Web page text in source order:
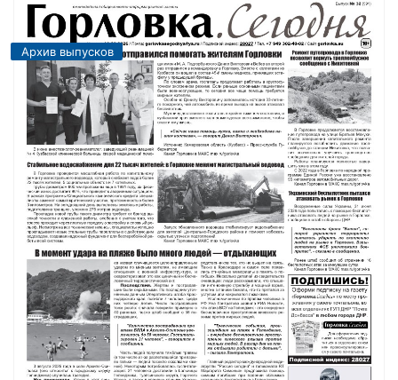
Архив выпусков